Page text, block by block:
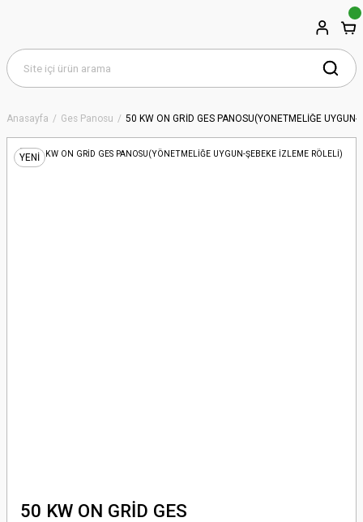
Anasayfa Ges Panosu 50 KW ON GRİD GES PANOSU(YÖNETMELİĞE UYGUN-
YENİ
50 KW ON GRİD GES